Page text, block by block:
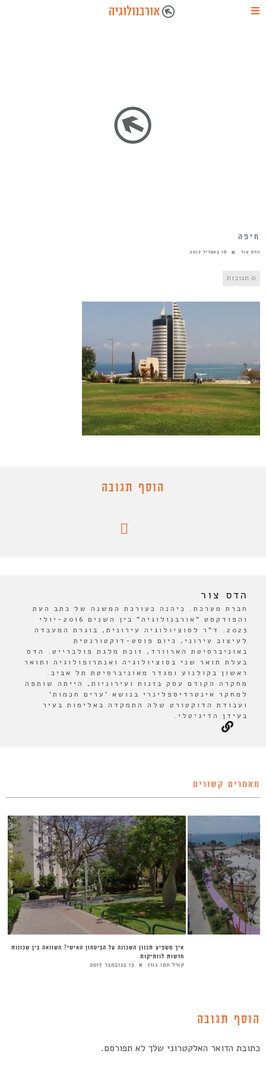
חיפה
הדס צור 16 באפריל 2017
0 תגובות
הוסף תגובה
הדס צור
חברת מערכת. כיהנה כעורכת המשנה של כתב העת
והפודקסט "אורבנולוגיה" בין השנים 2016-יולי
2023. ד"ר לסוציולוגיה עירונית, בוגרת המעבדה
לעיצוב עירוני, כיום פוסט-דוקטורנטית
באוניברסיטת הארוורד, זוכת מלגת פולברייט. הדס
בעלת תואר שני בסוציולוגיה ואנתרופולוגיה ותואר
ראשון בקולנוע ומגדר מאוניברסיטת תל אביב.
מחקרה הקודם עסק בזנות ועירוניות, הייתה שותפה
למחקר אינטרדיספלינרי בנושא 'ערים חכמות'
ועבודת הדוקטורט שלה התמקדה באלימות בעיר
בעידן הדיגיטלי.
מאמרים קשורים
איך משפיע תכנון השכונה על הביטחון האישי? השוואה בין שכונות
חדשות לוותיקות
קורל חמו גורן 13 בנובמבר 2017
הוסף תגובה
כתובת הדואר האלקטרוני שלך לא תפורסם.